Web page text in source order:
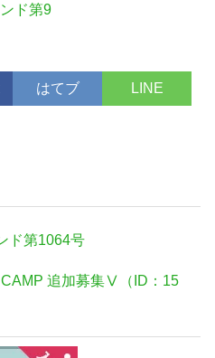
ド第9
はてブ LINE
ド第1064号
追加募集Ⅴ（ID：15